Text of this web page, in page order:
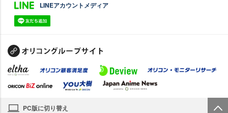
LINEアカウントメディア
PC版に切り替え